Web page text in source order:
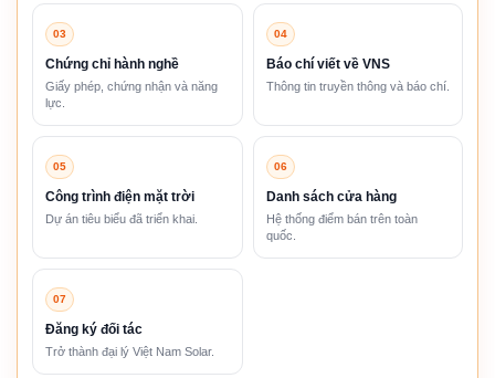
03
Chứng chỉ hành nghề
Giấy phép, chứng nhận và năng
lực.
04
Báo chí viết về VNS
Thông tin truyền thông và báo chí.
05
Công trình điện mặt trời
Dự án tiêu biểu đã triển khai.
06
Danh sách cửa hàng
Hệ thống điểm bán trên toàn
quốc.
07
Đăng ký đối tác
Trở thành đại lý Việt Nam Solar.